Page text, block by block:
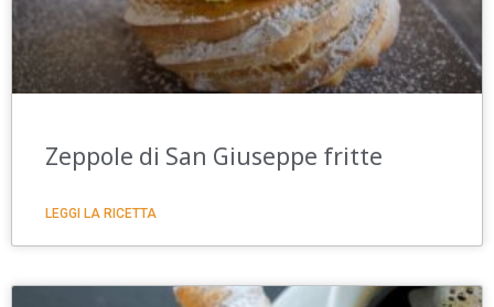
Zeppole di San Giuseppe fritte
LEGGI LA RICETTA